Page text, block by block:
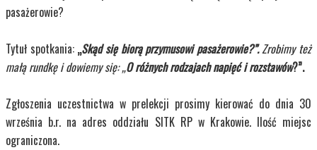
pasażerowie?
Tytuł spotkania: „Skąd się biorą przymusowi pasażerowie?”.Zrobimy też
małą rundkę i dowiemy się: „O różnych rodzajach napięć i rozstawów?”.
Zgłoszenia uczestnictwa w prelekcji prosimy kierować do dnia 30
września b.r. na adres oddziału SITK RP w Krakowie. Ilość miejsc
ograniczona.